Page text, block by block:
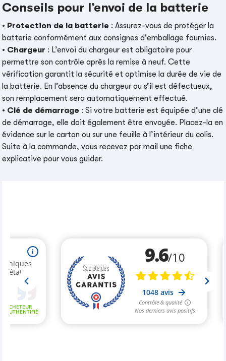
Conseils pour l’envoi de la batterie
• Protection de la batterie : Assurez-vous de protéger la
batterie conformément aux consignes d'emballage fournies.
• Chargeur : L’envoi du chargeur est obligatoire pour
permettre son contrôle après la remise à neuf. Cette
vérification garantit la sécurité et optimise la durée de vie de
la batterie. En l’absence du chargeur ou s’il est défectueux,
son remplacement sera automatiquement effectué.
• Clé de démarrage : Si votre batterie est équipée d’une clé
de démarrage, elle doit également être envoyée. Placez-la en
évidence sur le carton ou sur une feuille à l’intérieur du colis.
Suite à la commande, vous recevez par mail une fiche
explicative pour vous guider.